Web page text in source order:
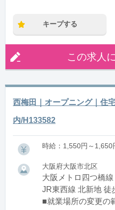
キープする
この求人
西梅田｜オープニング｜住
内/H133582
時給：1,550円～1,650
大阪府大阪市北区
大阪メトロ四つ橋
JR東西線 北新地 徒
■就業場所の変更の